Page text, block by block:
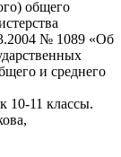
общего
№ 1089 «Об
и среднего
10-11 классы.